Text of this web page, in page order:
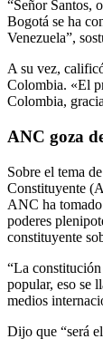
“Señor Santos,
Bogotá se ha
Venezuela”,
A su vez,
Colombia. «El
Colombia,
ANC goza
Sobre el tema
Constituyente
ANC ha
poderes
constituyente
“La
popular, eso se
medios
Dijo que “será